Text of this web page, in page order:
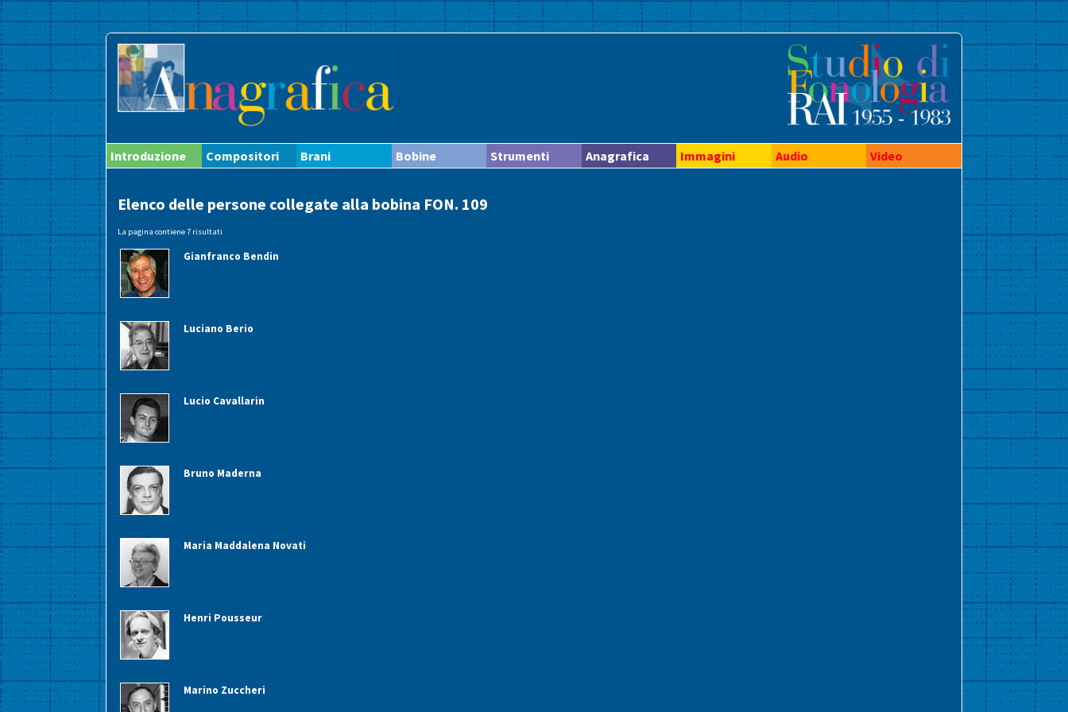
Introduzione Compositori Brani Bobine Strumenti Anagrafica Immagini Audio Video
Elenco delle persone collegate alla bobina FON. 109
La pagina contiene 7 risultati
Gianfranco Bendin
Luciano Berio
Lucio Cavallarin
Bruno Maderna
Maria Maddalena Novati
Henri Pousseur
Marino Zuccheri